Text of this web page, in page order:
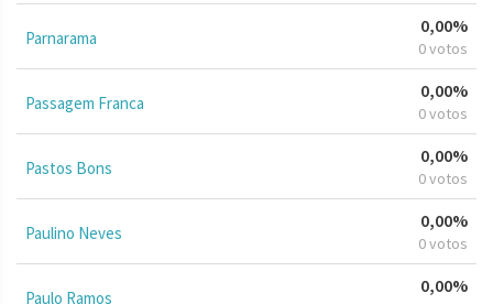
Parnarama
0,00%
0 votos
Passagem Franca
0,00%
0 votos
Pastos Bons
0,00%
0 votos
Paulino Neves
0,00%
0 votos
Paulo Ramos
0,00%